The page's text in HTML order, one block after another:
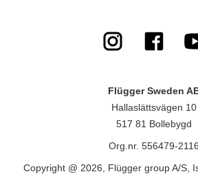
Flügger Sweden
Hallaslättsvägen 10
517 81 Bollebygd
Org.nr. 556479-2116
Copyright @ 2026, Flügger group A/S,